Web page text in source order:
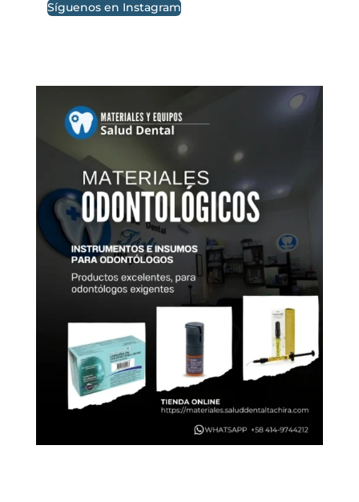
Síguenos en Instagram